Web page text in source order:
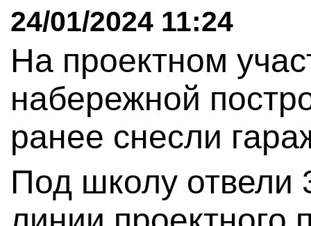
24/01/2024 11:24
На проектном
набережной
ранее снесли
Под школу отвели